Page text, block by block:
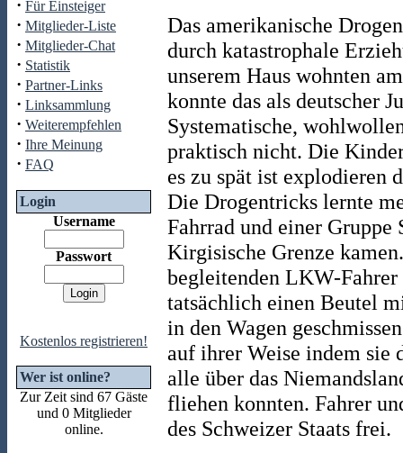
· Für Einsteiger
· Mitglieder-Liste
· Mitglieder-Chat
· Statistik
· Partner-Links
· Linksammlung
· Weiterempfehlen
· Ihre Meinung
· FAQ
Login
Username
Passwort
Kostenlos registrieren!
Wer ist online?
Zur Zeit sind 67 Gäste
und 0 Mitglieder
online.
Das amerikanische
durch katastrophale
unserem Haus wohnten
konnte das als deutscher
Systematische,
praktisch nicht. Die
es zu spät ist explodieren
Die Drogentricks lernte
Fahrrad und einer
Kirgisische Grenze
begleitenden LKW-Fahrer
tatsächlich einen Beutel
in den Wagen
auf ihrer Weise indem sie
alle über das
fliehen konnten. Fahrer
des Schweizer Staats frei.